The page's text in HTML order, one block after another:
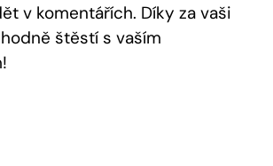
v komentářích. Díky za vaši
štěstí s vaším